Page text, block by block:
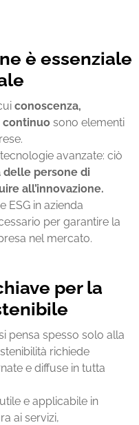
è essenziale
conoscenza,
continuo sono elementi
avanzate: ciò
delle persone di
all’innovazione.
ESG in azienda
per garantire la
nel mercato.
per la
pensa spesso solo alla
richiede
e diffuse in tutta
e applicabile in
ai servizi,